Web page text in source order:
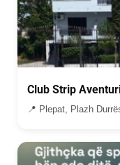
Club Strip
📍 Plepat, Plazh